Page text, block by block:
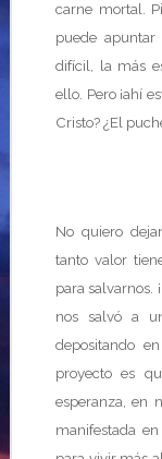
carne mortal.
puede
difícil, la más
ello. Pero ¡ahí
Cristo? ¿El
No quiero
tanto valor
para salvarnos.
nos salvó a
depositando
proyecto es
esperanza, en
manifestada